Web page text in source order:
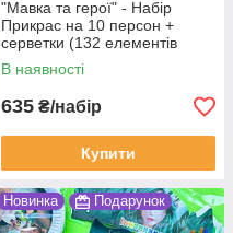
"Мавка та герої" - Набір
Прикрас на 10 персон +
серветки (132 елементів
декора)
В наявності
635 ₴/набір
Купити
Новинка Подарунок